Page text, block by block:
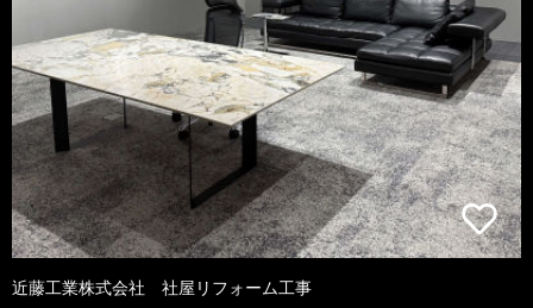
近藤工業株式会社 社屋リフォーム工事